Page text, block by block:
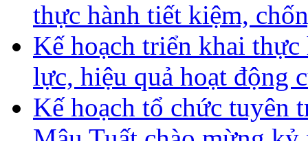
thực hành tiết kiệm,
Kế hoạch triển khai thực
lực, hiệu quả hoạt động
Kế hoạch tổ chức tuyên